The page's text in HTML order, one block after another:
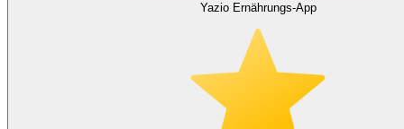
Yazio Ernährungs-App